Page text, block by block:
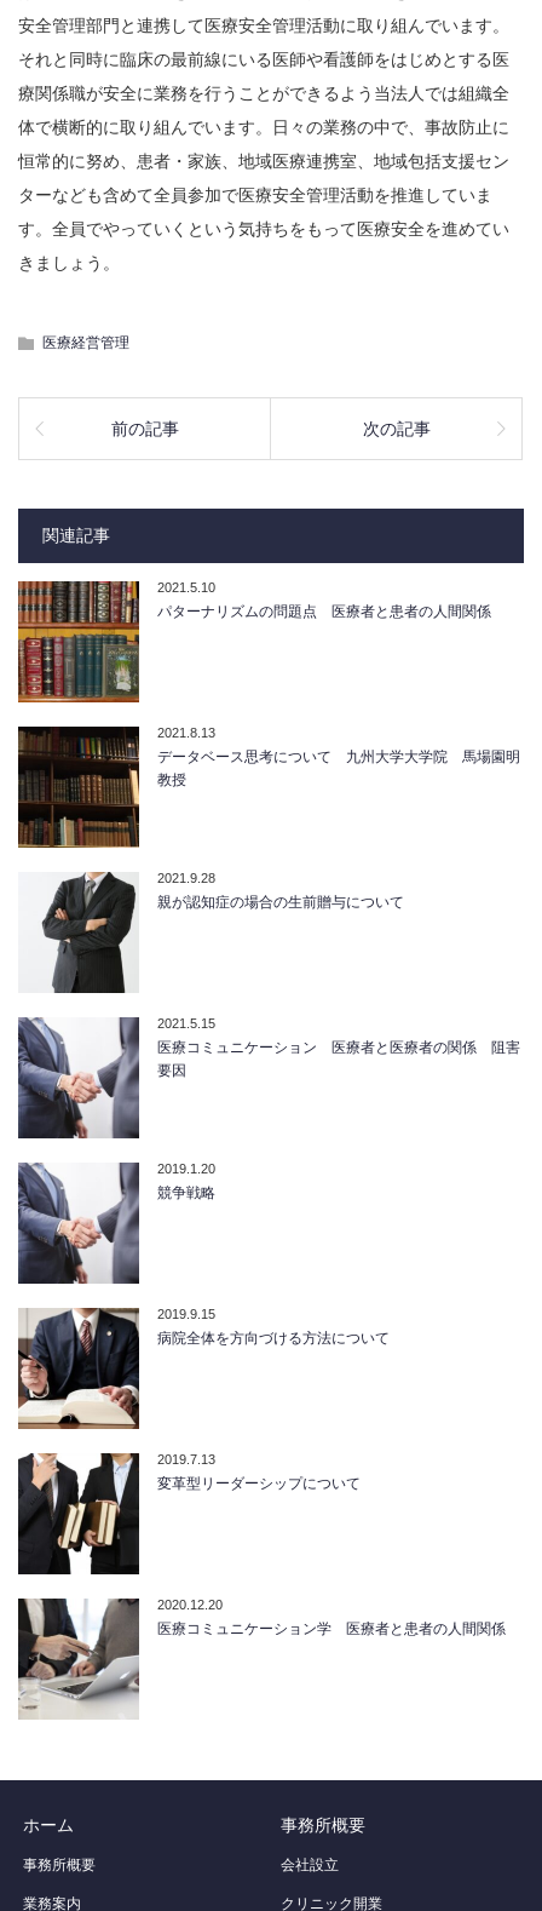
安全管理部門と連携して医療安全管理活動に取り組んでいます。
それと同時に臨床の最前線にいる医師や看護師をはじめとする医
療関係職が安全に業務を行うことができるよう当法人では組織全
体で横断的に取り組んでいます。日々の業務の中で、事故防止に
恒常的に努め、患者・家族、地域医療連携室、地域包括支援セン
ターなども含めて全員参加で医療安全管理活動を推進していま
す。全員でやっていくという気持ちをもって医療安全を進めてい
きましょう。
医療経営管理
前の記事 次の記事
関連記事
2021.5.10
パターナリズムの問題点 医療者と患者の人間関係
2021.8.13
データベース思考について 九州大学大学院 馬場園明
教授
2021.9.28
親が認知症の場合の生前贈与について
2021.5.15
医療コミュニケーション 医療者と医療者の関係 阻害
要因
2019.1.20
競争戦略
2019.9.15
病院全体を方向づける方法について
2019.7.13
変革型リーダーシップについて
2020.12.20
医療コミュニケーション学 医療者と患者の人間関係
ホーム
事務所概要
業務案内
事務所概要
会社設立
クリニック開業